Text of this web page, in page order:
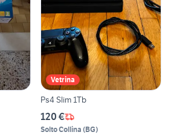
Vetrina
Ps4 Slim 1Tb
120 €
Solto Collina (BG)